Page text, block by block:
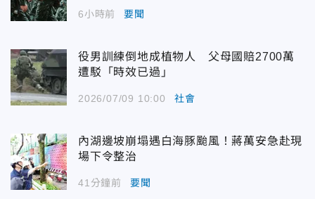
6小時前 要聞
役男訓練倒地成植物人 父母國賠2700萬
遭駁「時效已過」
2026/07/09 10:00 社會
內湖邊坡崩塌遇白海豚颱風！蔣萬安急赴現
場下令整治
41分鐘前 要聞